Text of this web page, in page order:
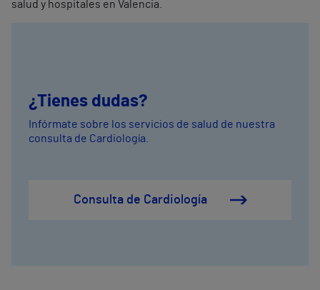
salud y hospitales en Valencia.
¿Tienes dudas?
Infórmate sobre los servicios de salud de nuestra
consulta de Cardiología.
Consulta de Cardiología